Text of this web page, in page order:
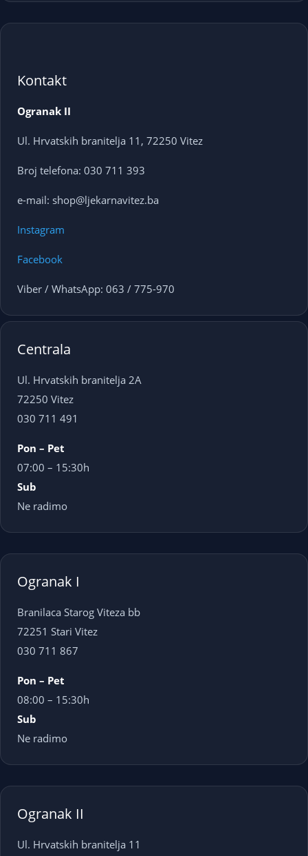
Kontakt
Ogranak II
Ul. Hrvatskih branitelja 11, 72250 Vitez
Broj telefona: 030 711 393
e-mail: shop@ljekarnavitez.ba
Instagram
Facebook
Viber / WhatsApp: 063 / 775-970
Centrala
Ul. Hrvatskih branitelja 2A
72250 Vitez
030 711 491
Pon – Pet
07:00 – 15:30h
Sub
Ne radimo
Ogranak I
Branilaca Starog Viteza bb
72251 Stari Vitez
030 711 867
Pon – Pet
08:00 – 15:30h
Sub
Ne radimo
Ogranak II
Ul. Hrvatskih branitelja 11